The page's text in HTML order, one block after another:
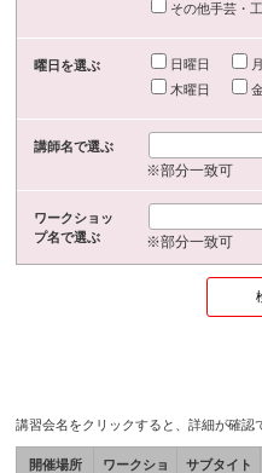
その他手芸・
曜日を選ぶ 日曜日
木曜日
講師名で選ぶ
※部分一致可
ワークショッ
プ名で選ぶ
※部分一致可
講習会名をクリックすると、詳細が確認
開催場所
ワークショ
サブタイト